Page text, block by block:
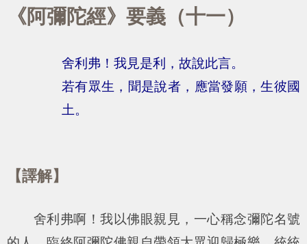
《阿彌陀經》要義（十一）
舍利弗！我見是利，故說此言。
若有眾生，聞是說者，應當發願，生彼國
土。
【譯解】
舍利弗啊！我以佛眼親見，一心稱念彌陀名號